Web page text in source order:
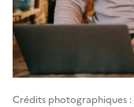
Crédits photographiques :